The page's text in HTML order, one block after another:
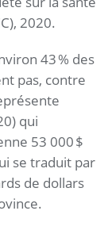
2020.
43 % des
pas, contre
qui
53 000 $
se traduit par
de dollars